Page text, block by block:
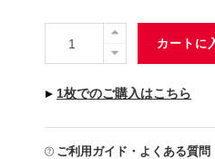
カートに
▸ 1枚でのご購入はこちら
ご利用ガイド・よくある質問